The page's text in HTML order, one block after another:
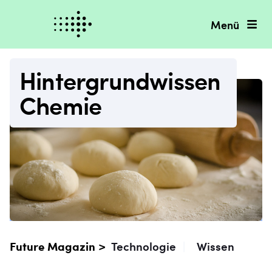
Menü
Hintergrundwissen
Chemie
Future Magazin > Technologie Wissen